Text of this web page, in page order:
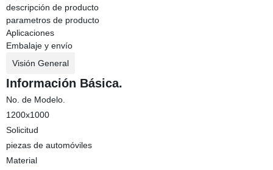
descripción de producto
parametros de producto
Aplicaciones
Embalaje y envío
Visión General
Información Básica.
No. de Modelo.
1200x1000
Solicitud
piezas de automóviles
Material